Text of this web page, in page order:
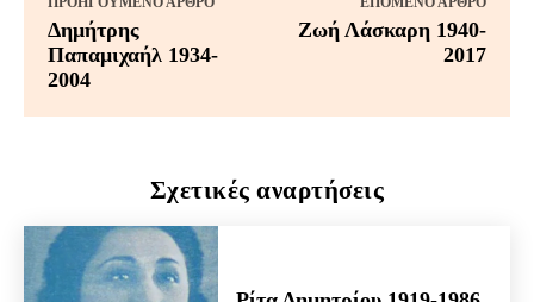
Σχετικές αναρτήσεις
Δημήτρης
Παπαμιχαήλ 1934-
2004
Ζωή Λάσκαρη 1940-
2017